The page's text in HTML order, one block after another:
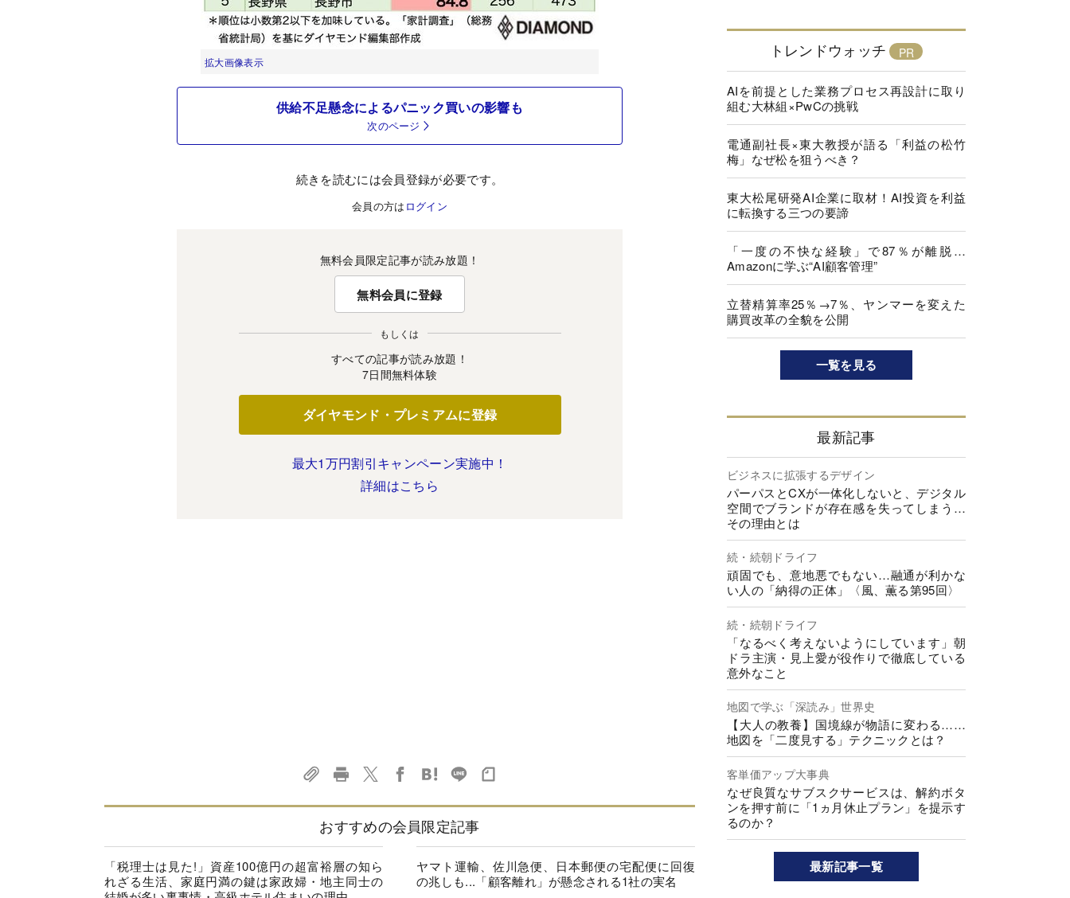
拡大画像表示
供給不足懸念によるパニック買いの影響も
次のページ
続きを読むには会員登録が必要です。
会員の方は ログイン
無料会員限定記事が読み放題！
無料会員に登録
もしくは
すべての記事が読み放題！
7日間無料体験
ダイヤモンド・プレミアムに登録
最大1万円割引キャンペーン実施中！
詳細はこちら
おすすめの会員限定記事
「税理士は見た!」資産100億円の超富裕層の知ら
れざる生活、家庭円満の鍵は家政婦・地主同士の
ヤマト運輸、佐川急便、日本郵便の宅配便に回復
の兆しも...「顧客離れ」が懸念される1社の実名
トレンドウォッチ
AIを前提とした業務プロセス再設計に取り
組む大林組×PwCの挑戦
電通副社長×東大教授が語る「利益の松竹
梅」なぜ松を狙うべき？
東大松尾研発AI企業に取材！AI投資を利益
に転換する三つの要諦
「一度の不快な経験」で87％が離脱…
Amazonに学ぶ“AI顧客管理”
立替精算率25％→7％、ヤンマーを変えた
購買改革の全貌を公開
一覧を見る
最新記事
ビジネスに拡張するデザイン
パーパスとCXが一体化しないと、デジタル
空間でブランドが存在感を失ってしまう…
その理由とは
続・続朝ドライフ
頑固でも、意地悪でもない…融通が利かな
い人の「納得の正体」〈風、薫る第95回〉
続・続朝ドライフ
「なるべく考えないようにしています」朝
ドラ主演・見上愛が役作りで徹底している
意外なこと
地図で学ぶ「深読み」世界史
【大人の教養】国境線が物語に変わる……
地図を「二度見する」テクニックとは？
客単価アップ大事典
なぜ良質なサブスクサービスは、解約ボタ
ンを押す前に「1ヵ月休止プラン」を提示す
るのか？
最新記事一覧